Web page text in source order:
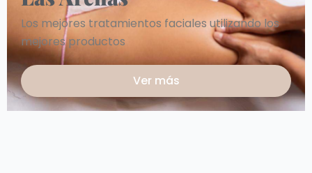
Los mejores tratamientos faciales utilizando los
mejores productos
Ver más